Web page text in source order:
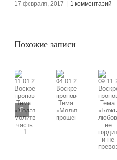
17 февраля, 2017 1 комментарий
Похожие записи
11.01.2026
Воскресная
проповедь,
«Ходатайственная
04.01.2026
Воскресная
проповедь,
09.11.2025
Воскресная
проповедь,
Тема:
«Божья
любовь